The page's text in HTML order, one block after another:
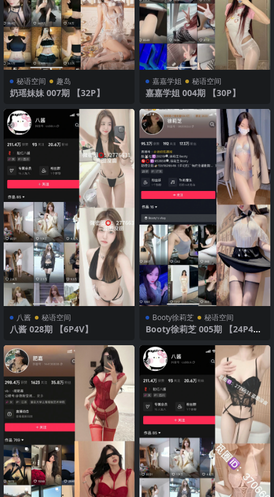
秘语空间 趣岛
奶瑶妹妹 007期 【32P】
嘉嘉学姐 秘语空间
嘉嘉学姐 004期 【30P】
八酱 秘语空间
八酱 028期 【6P4V】
Booty徐莉芝 秘语空间
Booty徐莉芝 005期 【24P4